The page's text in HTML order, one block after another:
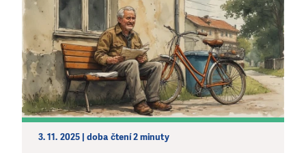
3. 11. 2025 | doba čtení 2 minuty